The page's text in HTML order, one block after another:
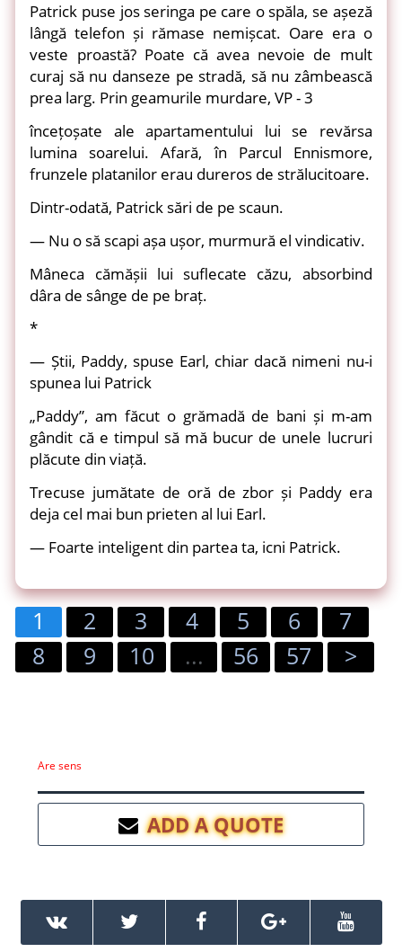
Patrick puse jos seringa pe care o spăla, se așeză
lângă telefon și rămase nemișcat. Oare era o
veste proastă? Poate că avea nevoie de mult
curaj să nu danseze pe stradă, să nu zâmbească
prea larg. Prin geamurile murdare, VP - 3
încețoșate ale apartamentului lui se revărsa
lumina soarelui. Afară, în Parcul Ennismore,
frunzele platanilor erau dureros de strălucitoare.
Dintr-odată, Patrick sări de pe scaun.
— Nu o să scapi așa ușor, murmură el vindicativ.
Mâneca cămășii lui suflecate căzu, absorbind
dâra de sânge de pe braț.
*
— Știi, Paddy, spuse Earl, chiar dacă nimeni nu-i
spunea lui Patrick
„Paddy”, am făcut o grămadă de bani și m-am
gândit că e timpul să mă bucur de unele lucruri
plăcute din viață.
Trecuse jumătate de oră de zbor și Paddy era
deja cel mai bun prieten al lui Earl.
— Foarte inteligent din partea ta, icni Patrick.
1 2 3 4 5 6
7
8
9 10 ... 56 57 >
Are sens
ADD A QUOTE